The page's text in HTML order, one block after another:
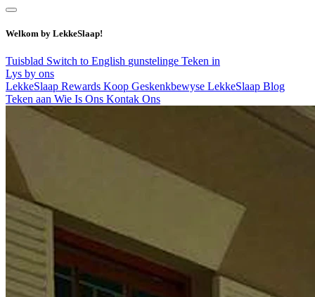
Welkom by LekkeSlaap!
Tuisblad Switch to English gunstelinge Teken in
Lys by ons
LekkeSlaap Rewards Koop Geskenkbewyse LekkeSlaap Blog
Teken aan Wie Is Ons Kontak Ons